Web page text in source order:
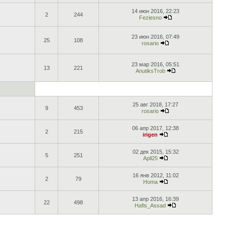
2 244
14 июн 2016, 22:23
Feziesno
25 108
23 июн 2016, 07:49
rosario
13 221
23 мар 2016, 05:51
AnutiksTrob
9 453
25 авг 2018, 17:27
rosario
2 215
06 апр 2017, 12:38
irigen
5 251
02 дек 2015, 15:32
Apll25
2 79
16 янв 2012, 11:02
Homa
22 498
13 апр 2016, 16:39
Hafis_Assad